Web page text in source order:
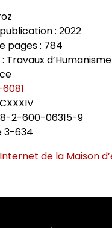
: 2022
pages : 784
Travaux
2-600-06315-9
3-634
de la Maison